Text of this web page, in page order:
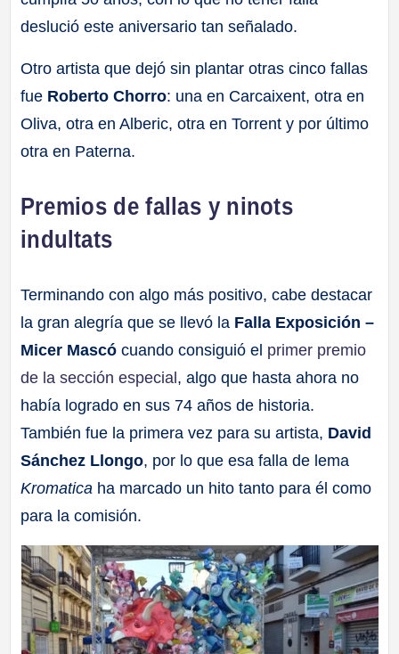
deslució este aniversario tan señalado.
Otro artista que dejó sin plantar otras cinco fallas
fue Roberto Chorro: una en Carcaixent, otra en
Oliva, otra en Alberic, otra en Torrent y por último
otra en Paterna.
Premios de fallas y ninots
indultats
Terminando con algo más positivo, cabe destacar
la gran alegría que se llevó la Falla Exposición –
Micer Mascócuando consiguió el primer premio
de la sección especial , algo que hasta ahora no
había logrado en sus 74 años de historia.
También fue la primera vez para su artista, David
Sánchez Llongo, por lo que esa falla de lema
Kromatica ha marcado un hito tanto para él como
para la comisión.